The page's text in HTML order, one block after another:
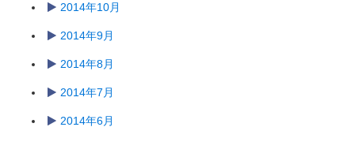
2014年10月
2014年9月
2014年8月
2014年7月
2014年6月